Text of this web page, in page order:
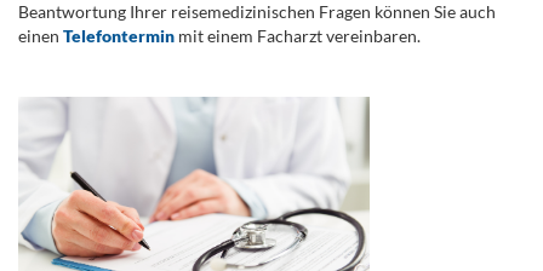
Beantwortung Ihrer reisemedizinischen Fragen können Sie auch
einen Telefontermin mit einem Facharzt vereinbaren.